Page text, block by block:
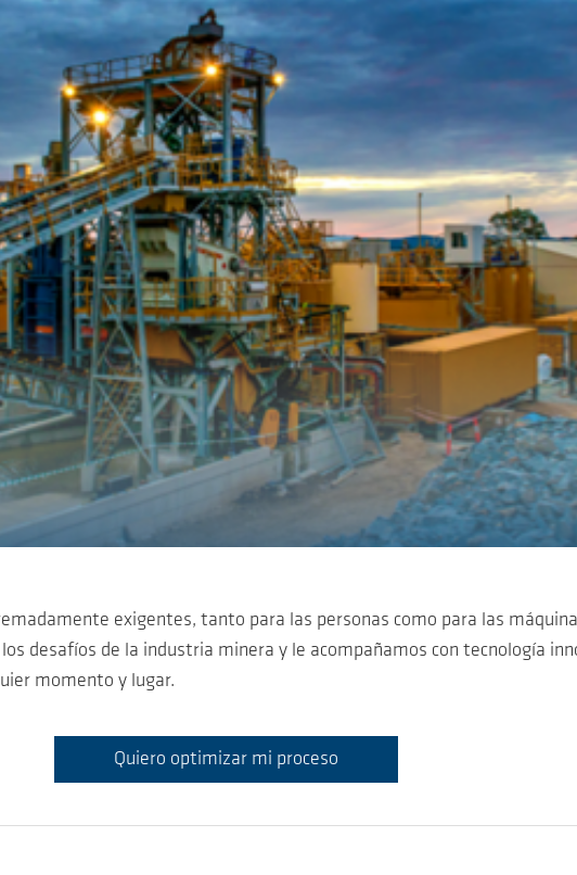
exigentes, tanto para las personas como para las
desafíos de la industria minera y le acompañamos con tecnología
momento y lugar.
Quiero optimizar mi proceso